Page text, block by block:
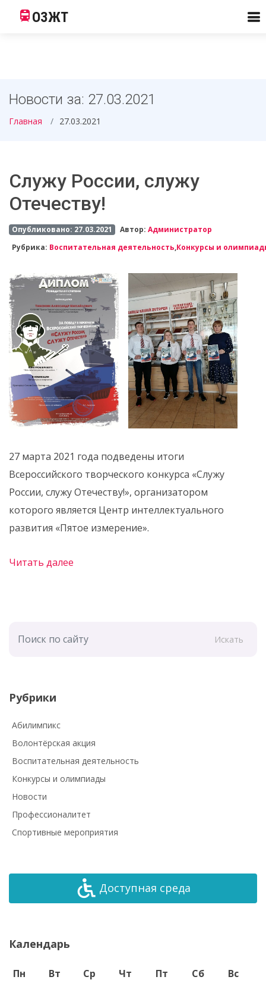
ОЗЖТ
Новости за: 27.03.2021
Главная 27.03.2021
Служу России, служу
Отечеству!
Опубликовано: 27.03.2021 Автор:Администратор
Рубрика: Воспитательная деятельность,Конкурсы и
27 марта 2021 года подведены итоги
Всероссийского творческого конкурса «Служу
России, служу Отечеству!», организатором
которого является Центр интеллектуального
развития «Пятое измерение».
Читать далее
Искать
Рубрики
Абилимпикс
Волонтёрская акция
Воспитательная деятельность
Конкурсы и олимпиады
Новости
Профессионалитет
Спортивные мероприятия
Доступная среда
Календарь
Пн Вт Ср Чт Пт Сб
Вс